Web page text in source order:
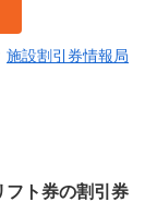
施設割引券情報局
フト券の割引券